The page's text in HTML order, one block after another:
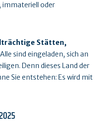
immateriell oder
Stätten,
Alle sind eingeladen, sich an
Denn dieses Land der
Sie entstehen: Es wird mit